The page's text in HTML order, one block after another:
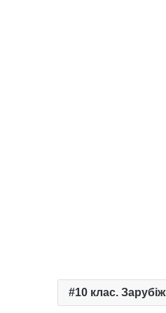
10 клас.